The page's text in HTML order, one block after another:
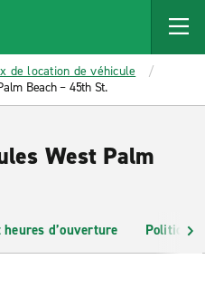
de location de véhicule
Beach – 45th St.
West Palm
heures d’ouverture Politiques